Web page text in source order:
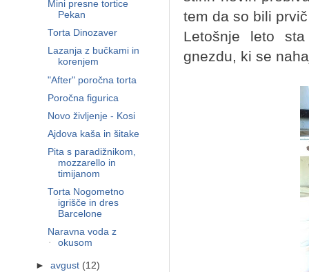
tem da so bili
Letošnje leto
gnezdu, ki se
Mini presne tortice
Pekan
Torta Dinozaver
Lazanja z bučkami in
korenjem
"After" poročna torta
Poročna figurica
Novo življenje - Kosi
Ajdova kaša in šitake
Pita s paradižnikom,
mozzarello in
timijanom
Torta Nogometno
igrišče in dres
Barcelone
Naravna voda z
okusom
►avgust (12)